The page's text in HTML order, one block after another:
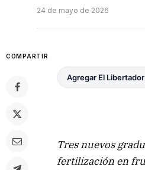
24 de mayo de 2026
COMPARTIR
Agregar El
Tres nuevos
fertilización en